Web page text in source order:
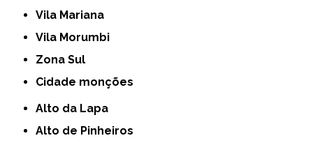
Vila Mariana
Vila Morumbi
Zona Sul
cidade monções
Alto da Lapa
Alto de Pinheiros